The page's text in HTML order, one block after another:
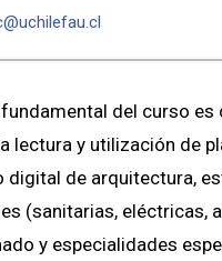
del curso es
lectura y utilización de
digital de arquitectura,
(sanitarias, eléctricas,
y especialidades